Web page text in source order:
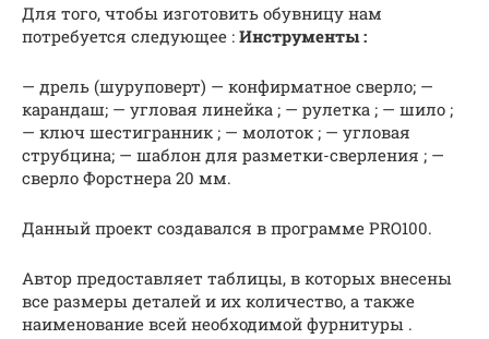
Для того, чтобы изготовить обувницу нам
потребуется следующее : Инструменты :
— дрель (шуруповерт) — конфирматное сверло; —
карандаш; — угловая линейка ; — рулетка ; — шило ;
— ключ шестигранник ; — молоток ; — угловая
струбцина; — шаблон для разметки-сверления ; —
сверло Форстнера 20 мм.
Данный проект создавался в программе PRO100.
Автор предоставляет таблицы, в которых внесены
все размеры деталей и их количество, а также
наименование всей необходимой фурнитуры .